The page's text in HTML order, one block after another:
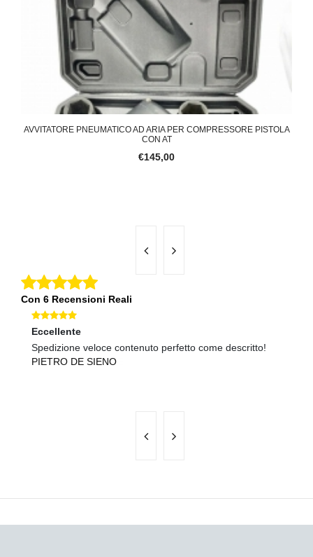
AVVITATORE PNEUMATICO AD ARIA PER COMPRESSORE PISTOLA
CON AT
€145,00
Con 6 Recensioni Reali
Eccellente
Spedizione veloce contenuto perfetto come descritto!
PIETRO DE SIENO